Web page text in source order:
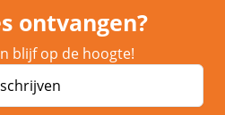
ontvangen?
blijf op de hoogte!